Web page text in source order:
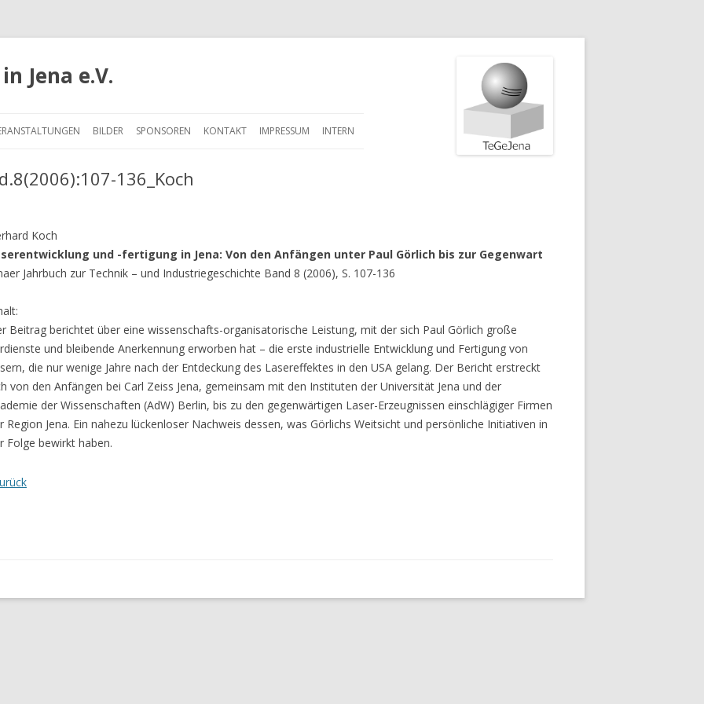
Jena e.V.
zum
BILDER SPONSOREN KONTAKT IMPRESSUM INTERN
136_Koch
Koch
und -fertigung in Jena: Von den Anfängen unter Paul Görlich bis zur Gegenwart
Jahrbuch zur Technik – und Industriegeschichte Band 8 (2006), S. 107-136
Beitrag berichtet über eine wissenschafts-organisatorische Leistung, mit der sich Paul Görlich große
und bleibende Anerkennung erworben hat – die erste industrielle Entwicklung und Fertigung von
die nur wenige Jahre nach der Entdeckung des Lasereffektes in den USA gelang. Der Bericht erstreckt
von den Anfängen bei Carl Zeiss Jena, gemeinsam mit den Instituten der Universität Jena und der
der Wissenschaften (AdW) Berlin, bis zu den gegenwärtigen Laser-Erzeugnissen einschlägiger Firmen
Region Jena. Ein nahezu lückenloser Nachweis dessen, was Görlichs Weitsicht und persönliche Initiativen in
Folge bewirkt haben.